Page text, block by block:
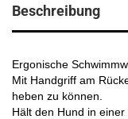
Beschreibung
Ergonische
Mit Handgriff am
heben zu können.
Hält den Hund in einer